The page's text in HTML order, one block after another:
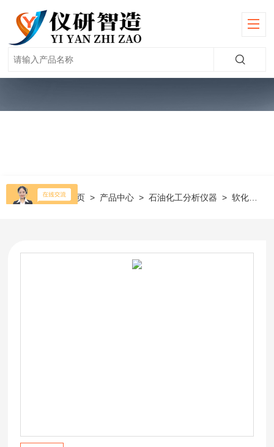
当前位置： 首页 > 产品中心 >石油化工分析仪器 >软化点系列